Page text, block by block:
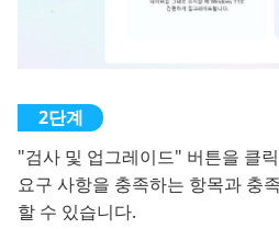
"검사 및 업그레이드" 버튼을 클
요구 사항을 충족하는 항목과 충
할 수 있습니다.